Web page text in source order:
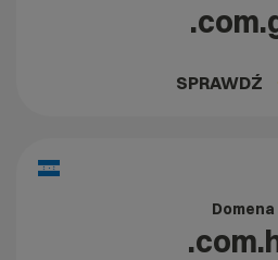
SPRAWDŹ
Domena